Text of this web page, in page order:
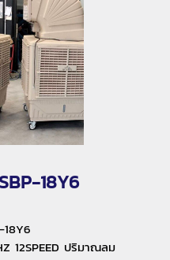
18Y6
12SPEED ปริมาณลม